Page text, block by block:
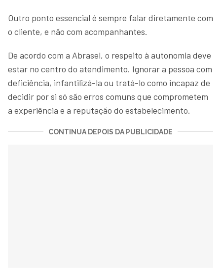
Outro ponto essencial é sempre falar diretamente com
o cliente, e não com acompanhantes.
De acordo com a Abrasel, o respeito à autonomia deve
estar no centro do atendimento. Ignorar a pessoa com
deficiência, infantilizá-la ou tratá-lo como incapaz de
decidir por si só são erros comuns que comprometem
a experiência e a reputação do estabelecimento.
CONTINUA DEPOIS DA PUBLICIDADE